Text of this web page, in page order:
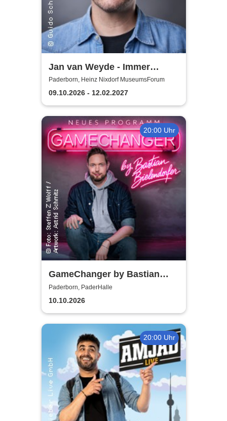
Jan van Weyde - Immer
Weyder...
Paderborn, Heinz Nixdorf MuseumsForum
09.10.2026 - 12.02.2027
20:00 Uhr
GameChanger by Bastian
Bielendorfer
Paderborn, PaderHalle
10.10.2026
20:00 Uhr